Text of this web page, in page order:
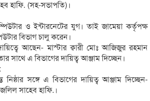
হাফি. (সহ-সভাপতি)।
ও ইন্টারনেটের যুগ। তাই জামেয়া কর্তৃপক্ষ
বিভাগ চালু করেন।
আছেন- মাস্টার ক্বারী মোঃ আজিজুর রহমান
সাথে এ বিভাগের দায়িত্ব আঞ্জাম দিচ্ছেন।
সঙ্গে এ বিভাগের দায়িত্ব আঞ্জাম দিচ্ছেন-
সাহেব হাফি.।